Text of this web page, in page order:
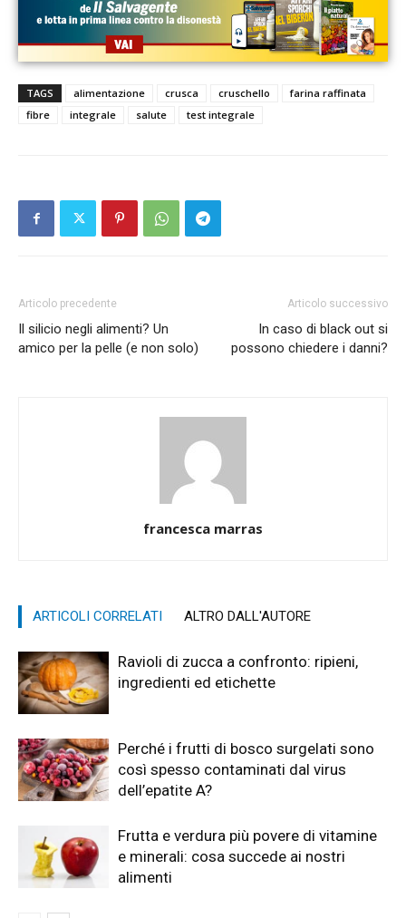
TAGS alimentazione crusca cruschello
farina raffinata
fibre
integrale salute test integrale
Articolo precedente
Il silicio negli alimenti? Un
amico per la pelle (e non solo)
Articolo successivo
In caso di black out si
possono chiedere i danni?
francesca marras
ARTICOLI CORRELATI ALTRO DALL'AUTORE
Ravioli di zucca a confronto: ripieni,
ingredienti ed etichette
Perché i frutti di bosco surgelati sono
così spesso contaminati dal virus
dell’epatite A?
Frutta e verdura più povere di vitamine
e minerali: cosa succede ai nostri
alimenti